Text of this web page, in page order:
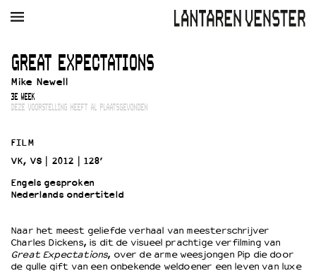
AGENDA FILM MUZIEK RESTAURANT
Winkelmandje
Zoek
Openingstijden & contact
Bereikbaarheid
Kaartverkoop
EDUCATIE
Schoolvoorstellingen
Filmprogramma’s Primair Onderwijs
GREAT EXPECTATIONS
Mike Newell
3E WEEK
DEZE VOORSTELLING HEEFT AL PLAATSGEVONDEN
FILM
VK, VS
2012
128’
Engels gesproken
Nederlands ondertiteld
Naar het meest geliefde verhaal van meesterschrijver
Charles Dickens, is dit de visueel prachtige verfilming van
Great Expectations, over de arme weesjongen Pip die door
de gulle gift van een onbekende weldoener een leven van luxe